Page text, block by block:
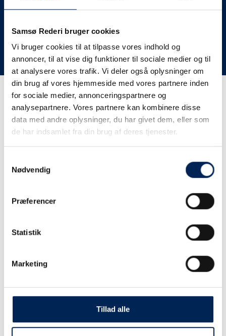
Samsø Rederi bruger cookies
Vi bruger cookies til at tilpasse vores indhold og
annoncer, til at vise dig funktioner til sociale medier og til
at analysere vores trafik. Vi deler også oplysninger om
din brug af vores hjemmeside med vores partnere inden
for sociale medier, annonceringspartnere og
analysepartnere. Vores partnere kan kombinere disse
data med andre oplysninger, du har givet dem, eller som
de har indsamlet fra din brug af deres tjenester.
Nødvendig
Præferencer
Statistik
Marketing
Tillad alle
her på siden og ikke ringe eller skrive til os, da vi ikke
har mere at fortælle end I kan læse her.
Vi takker for jeres forståelse.
Få trafikinformation på
sms
tjekke vores hjemmeside eller ringe til os.